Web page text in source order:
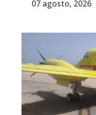
07 agosto, 2026